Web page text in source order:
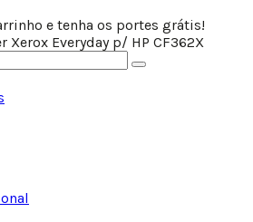
e tenha os portes grátis!
Xerox Everyday p/ HP CF362X